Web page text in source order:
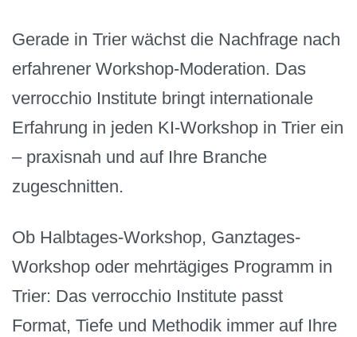
Gerade in Trier wächst die Nachfrage nach
erfahrener Workshop-Moderation. Das
verrocchio Institute bringt internationale
Erfahrung in jeden KI-Workshop in Trier ein
– praxisnah und auf Ihre Branche
zugeschnitten.
Ob Halbtages-Workshop, Ganztages-
Workshop oder mehrtägiges Programm in
Trier: Das verrocchio Institute passt
Format, Tiefe und Methodik immer auf Ihre